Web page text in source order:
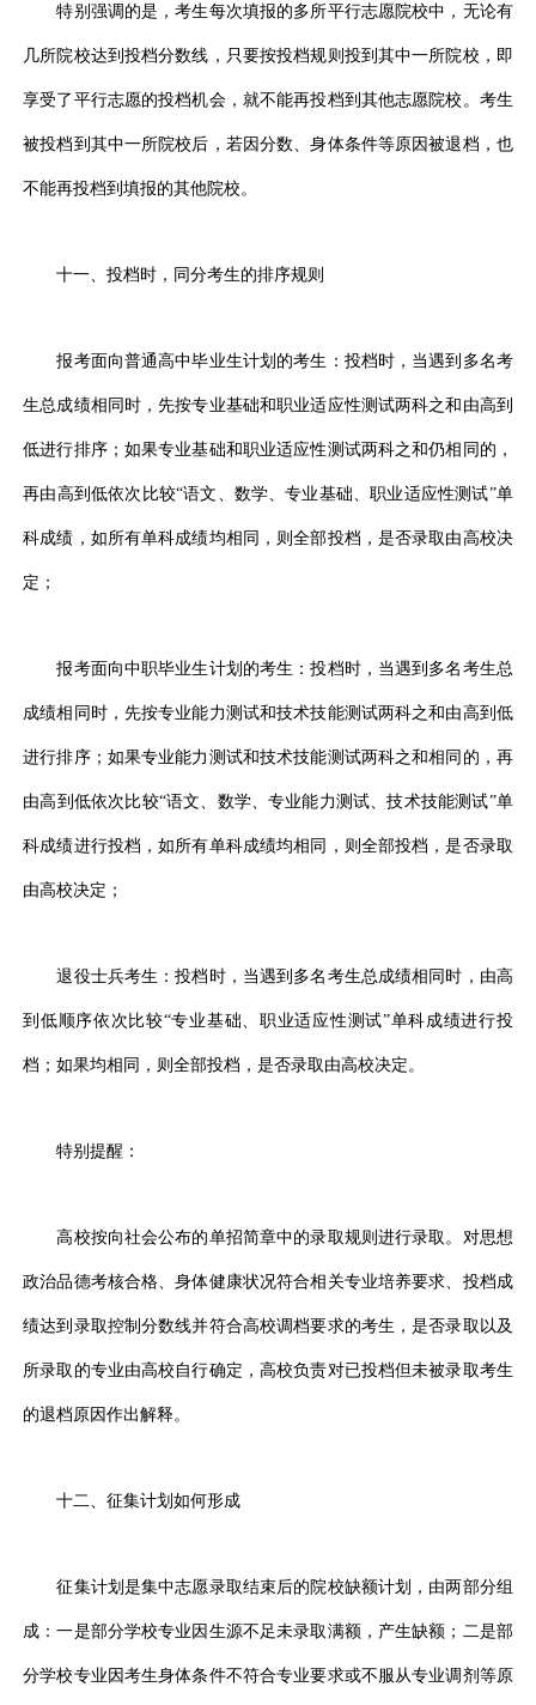
特别强调的是，考生每次填报的多所平行志愿院校中，无论有
几所院校达到投档分数线，只要按投档规则投到其中一所院校，即
享受了平行志愿的投档机会，就不能再投档到其他志愿院校。考生
被投档到其中一所院校后，若因分数、身体条件等原因被退档，也
不能再投档到填报的其他院校。
十一、投档时，同分考生的排序规则
报考面向普通高中毕业生计划的考生：投档时，当遇到多名考
生总成绩相同时，先按专业基础和职业适应性测试两科之和由高到
低进行排序；如果专业基础和职业适应性测试两科之和仍相同的，
再由高到低依次比较“语文、数学、专业基础、职业适应性测试”单
科成绩，如所有单科成绩均相同，则全部投档，是否录取由高校决
定；
报考面向中职毕业生计划的考生：投档时，当遇到多名考生总
成绩相同时，先按专业能力测试和技术技能测试两科之和由高到低
进行排序；如果专业能力测试和技术技能测试两科之和相同的，再
由高到低依次比较“语文、数学、专业能力测试、技术技能测试”单
科成绩进行投档，如所有单科成绩均相同，则全部投档，是否录取
由高校决定；
退役士兵考生：投档时，当遇到多名考生总成绩相同时，由高
到低顺序依次比较“专业基础、职业适应性测试”单科成绩进行投
档；如果均相同，则全部投档，是否录取由高校决定。
特别提醒：
高校按向社会公布的单招简章中的录取规则进行录取。对思想
政治品德考核合格、身体健康状况符合相关专业培养要求、投档成
绩达到录取控制分数线并符合高校调档要求的考生，是否录取以及
所录取的专业由高校自行确定，高校负责对已投档但未被录取考生
的退档原因作出解释。
十二、征集计划如何形成
征集计划是集中志愿录取结束后的院校缺额计划，由两部分组
成：一是部分学校专业因生源不足未录取满额，产生缺额；二是部
分学校专业因考生身体条件不符合专业要求或不服从专业调剂等原